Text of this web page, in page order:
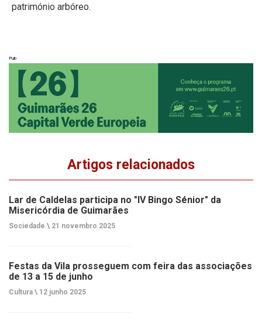
património arbóreo.
Pub
Artigos relacionados
Lar de Caldelas participa no "IV Bingo Sénior" da
Misericórdia de Guimarães
Sociedade \ 21 novembro 2025
Festas da Vila prosseguem com feira das associações
de 13 a 15 de junho
Cultura \ 12 junho 2025